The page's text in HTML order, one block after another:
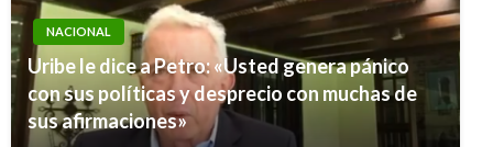
NACIONAL
Uribe le dice a Petro: «Usted genera pánico
con sus políticas y desprecio con muchas de
sus afirmaciones»